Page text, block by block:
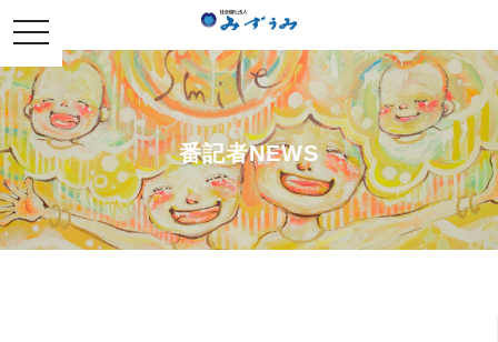
toggle
navigation
番記者NEWS